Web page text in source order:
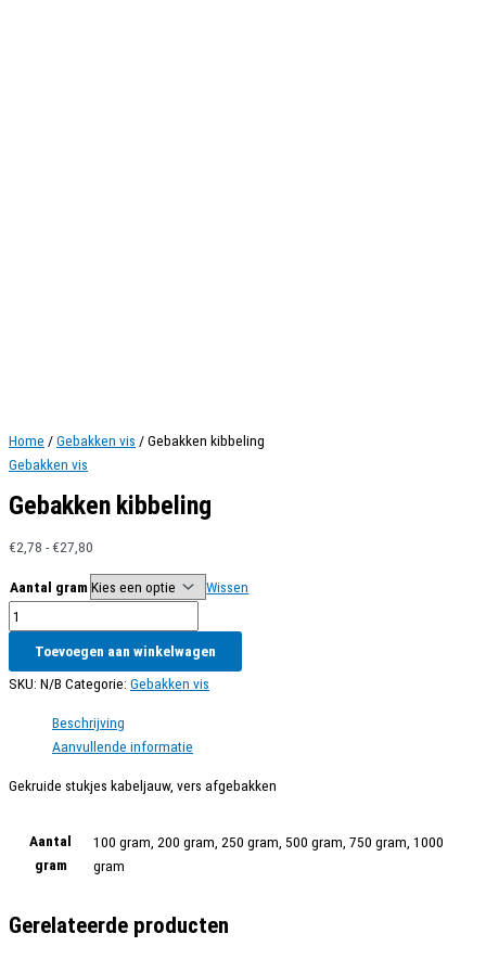
Home /Gebakken vis / Gebakken kibbeling
Gebakken vis
Gebakken kibbeling
€2,78 -€27,80
tot
Aantal gram
Wissen
Gebakken
kibbeling
aantalToevoegen aan winkelwagen
SKU: N/B Categorie: Gebakken vis
Beschrijving
Aanvullende informatie
Gekruide stukjes kabeljauw, vers afgebakken
Aantal
gram
100 gram, 200 gram, 250 gram, 500 gram, 750 gram, 1000
gram
Gerelateerde producten